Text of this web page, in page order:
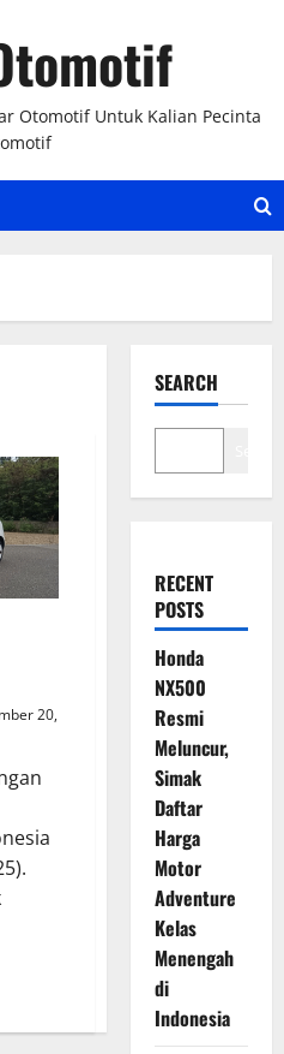
Otomotif Untuk Kalian Pecinta
20,
SEARCH
RECENT
POSTS
Honda
NX500
Resmi
Meluncur,
Simak
Daftar
Harga
Motor
Adventure
Kelas
Menengah
di
Indonesia